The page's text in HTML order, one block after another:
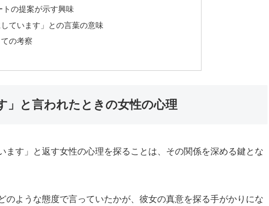
トの提案が示す興味
しています」との言葉の意味
の考察
」と言われたときの女性の心理
ます」と返す女性の心理を探ることは、その関係を深める鍵とな
のような態度で言っていたかが、彼女の真意を探る手がかりにな